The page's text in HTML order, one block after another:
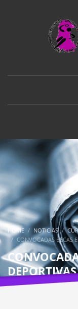
HOME NOTICIAS
CONVOCADAS BECAS
DEPORTIVAS